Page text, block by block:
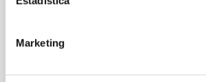
Marketing